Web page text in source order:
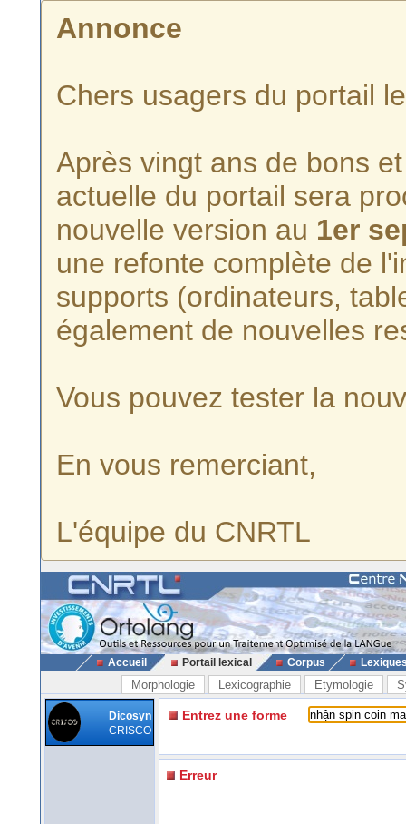
Annonce
Chers usagers du portail
Après vingt ans de bons
actuelle du portail sera
nouvelle version au 1er
une refonte complète de
supports (ordinateurs,
également de nouvelles
Vous pouvez tester la
En vous remerciant,
L'équipe du CNRTL
Accueil Portail lexical Corpus
Morphologie Lexicographie Etymologie
Dicosyn
CRISCO
Entrez une forme
Erreur